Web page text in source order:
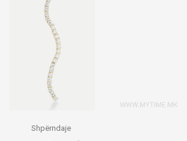
Shpërndaje